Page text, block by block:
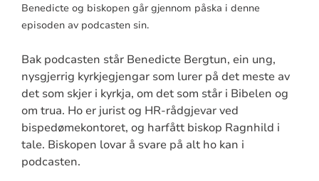
Benedicte og biskopen går gjennom påska i denne
episoden av podcasten sin.
Bak podcasten står Benedicte Bergtun, ein ung,
nysgjerrig kyrkjegjengar som lurer på det meste av
det som skjer i kyrkja, om det som står i Bibelen og
om trua. Ho er jurist og HR-rådgjevar ved
bispedømekontoret, og harfått biskop Ragnhild i
tale. Biskopen lovar å svare på alt ho kan i
podcasten.